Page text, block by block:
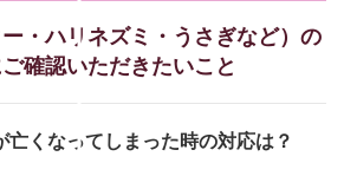
・ハリネズミ・うさぎなど）の
確認いただきたいこと
亡くなってしまった時の対応は？